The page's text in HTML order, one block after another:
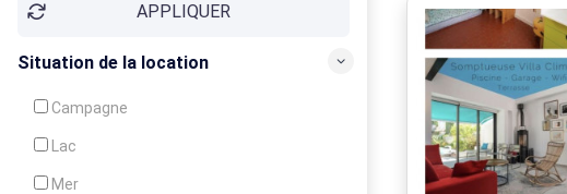
Garde d'enfants
Crèche
APPLIQUER
Situation de la location
Campagne
Lac
Mer